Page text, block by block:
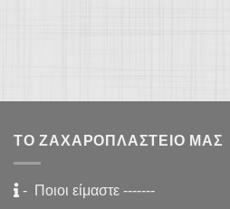
ΤΟ ΖΑΧΑΡΟΠΛΑΣΤΕΊΟ ΜΑΣ
- Ποιοι είμαστε -------